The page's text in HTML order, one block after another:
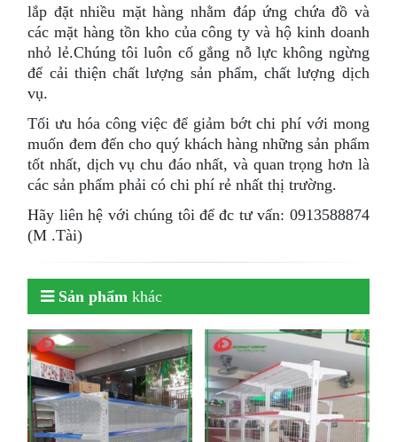
lắp đặt nhiều mặt hàng nhằm đáp ứng chứa đồ và
các mặt hàng tồn kho của công ty và hộ kinh doanh
nhỏ lẻ.Chúng tôi luôn cố gắng nỗ lực không ngừng
để cải thiện chất lượng sản phẩm, chất lượng dịch
vụ.
Tối ưu hóa công việc để giảm bớt chi phí với mong
muốn đem đến cho quý khách hàng những sản phẩm
tốt nhất, dịch vụ chu đáo nhất, và quan trọng hơn là
các sản phẩm phải có chi phí rẻ nhất thị trường.
Hãy liên hệ với chúng tôi để đc tư vấn: 0913588874
(M .Tài)
Sản phẩm khác